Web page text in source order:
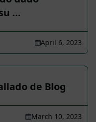
…
April 6, 2023
de Blog
March 10, 2023